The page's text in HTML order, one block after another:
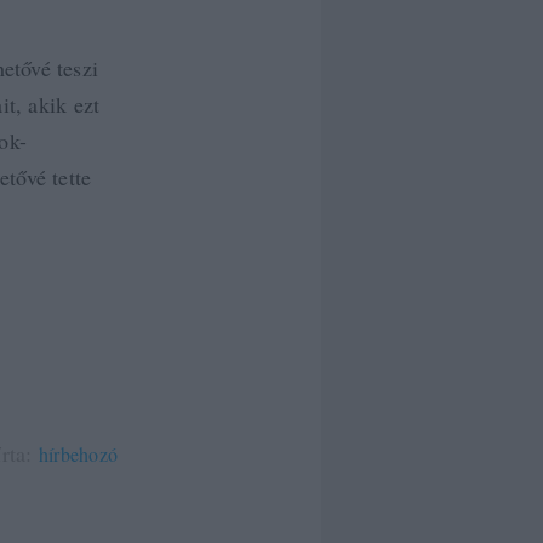
teszi
akik ezt
tette
hírbehozó